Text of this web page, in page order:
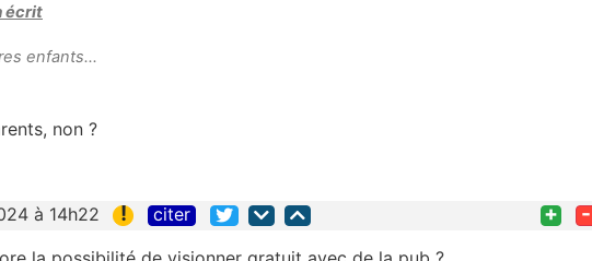
écrit
enfants...
non ?
à 14h22 ! citer + -